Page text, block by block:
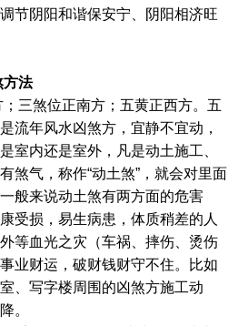
节阴阳和谐保安宁、阴阳相济旺
方法
三煞位正南方；五黄正西方。五
流年风水凶煞方，宜静不宜动，
室内还是室外，凡是动土施工、
煞气，称作“动土煞”，就会对里面
般来说动土煞有两方面的危害
受损，易生病患，体质稍差的人
等血光之灾（车祸、摔伤、烫伤
业财运，破财钱财守不住。比如
、写字楼周围的凶煞方施工动
。